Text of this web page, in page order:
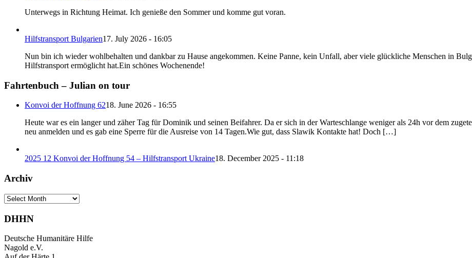
Unterwegs in Richtung Heimat. Ich genieße den Sommer und komme gut voran.
Hilfstransport Bulgarien17. July 2026 - 16:05
Nun bin ich wieder wohlbehalten und dankbar zu Hause angekommen. Keine Panne, kein Unfall, aber viele glückliche Menschen in
Hilfstransport ermöglicht hat.Ein schönes Wochenende!
Fahrtenbuch – Julian on tour
Konvoi der Hoffnung 6218. June 2026 - 16:55
Heute war es ein langer und zäher Tag für Dominik und seinen Beifahrer. Da er sich in der Warteschlange weniger als 24h vor dem
neu anmelden und es gab eine Sperre für die Ausreise von 14 Tagen.Wie gut, dass Slawik Kontakte hat! Doch […]
2025 12 Konvoi der Hoffnung 54 – Hilfstransport Ukraine18. December 2025 - 11:18
Archiv
Archiv
DHHN
Deutsche Humanitäre Hilfe
Nagold e.V.